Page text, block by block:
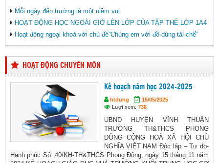
Mỗi ngày đến trường là một niềm vui
HOẠT ĐỘNG HỌC NGOÀI GIỜ LÊN LỚP CỦA TẬP THỂ LỚP 1A4
Hoạt động ngoại khoá với chủ đề”Chúng em với đồ dùng tái chế”
HOẠT ĐỘNG CHUYÊN MÔN
Kế hoạch năm học 2024-2025
htdung
15/05/2025
Lượt xem: 738
UBND HUYỆN VĨNH THUẬN
TRƯỜNG TH&THCS PHONG
ĐÔNG CỘNG HOÀ XÃ HỘI CHỦ
NGHĨA VIỆT NAM Độc lập – Tự do-
Hạnh phúc Số: 40/KH-TH&THCS Phong Đông, ngày 15 tháng 11 năm